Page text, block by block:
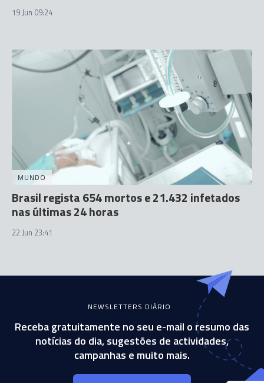
19 Jun 09:24
MUNDO
Brasil regista 654 mortos e 21.432 infetados
nas últimas 24 horas
22 Jun 23:41
NEWSLETTERS DIÁRIO
Receba gratuitamente no seu e-mail o resumo das
notícias do dia, sugestões de actividades,
campanhas e muito mais.